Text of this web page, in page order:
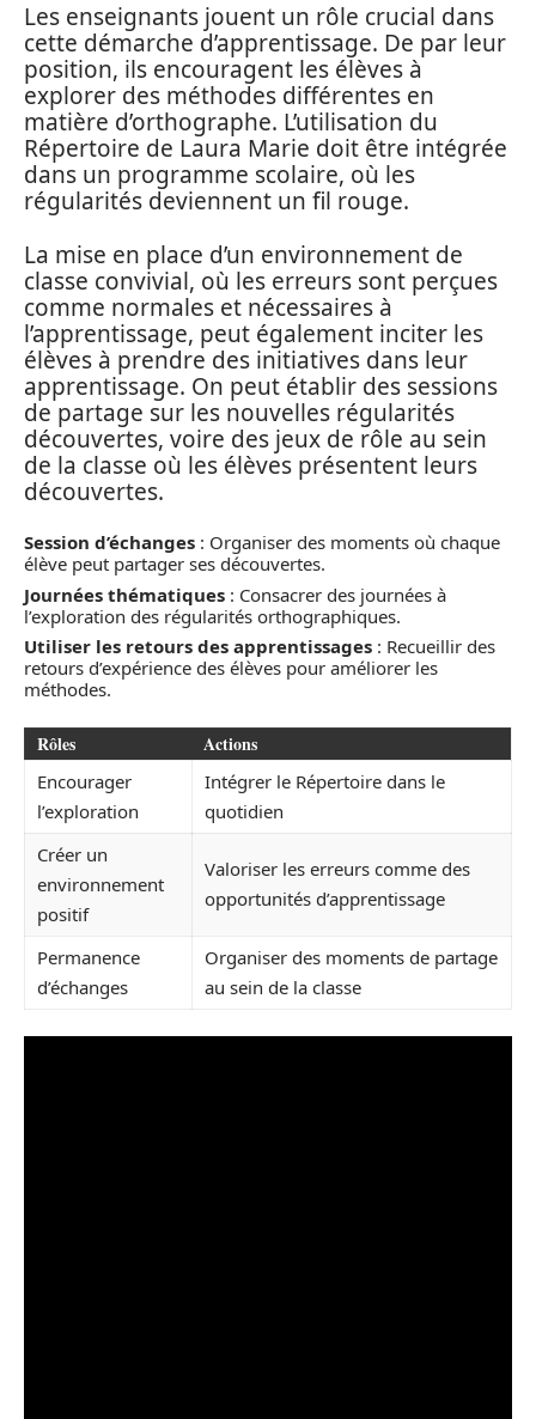
Les enseignants jouent un rôle crucial dans
cette démarche d’apprentissage. De par leur
position, ils encouragent les élèves à
explorer des méthodes différentes en
matière d’orthographe. L’utilisation du
Répertoire de Laura Marie doit être intégrée
dans un programme scolaire, où les
régularités deviennent un fil rouge.
La mise en place d’un environnement de
classe convivial, où les erreurs sont perçues
comme normales et nécessaires à
l’apprentissage, peut également inciter les
élèves à prendre des initiatives dans leur
apprentissage. On peut établir des sessions
de partage sur les nouvelles régularités
découvertes, voire des jeux de rôle au sein
de la classe où les élèves présentent leurs
découvertes.
Session d’échanges : Organiser des moments où chaque
élève peut partager ses découvertes.
Journées thématiques : Consacrer des journées à
l’exploration des régularités orthographiques.
Utiliser les retours des apprentissages : Recueillir des
retours d’expérience des élèves pour améliorer les
méthodes.
Rôles Actions
Encourager
l’exploration
Intégrer le Répertoire dans le
quotidien
Créer un
environnement
positif
Valoriser les erreurs comme des
opportunités d’apprentissage
Permanence
d’échanges
Organiser des moments de partage
au sein de la classe